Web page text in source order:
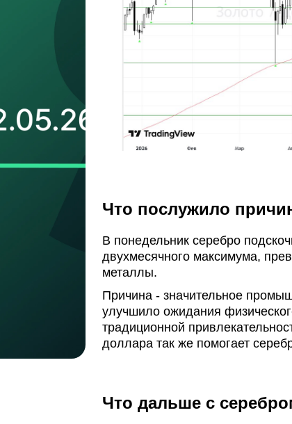
Что послужило
В понедельник серебро
двухмесячного максимума,
металлы.
Причина - значительное
улучшило ожидания
традиционной
доллара так же помогает
Что дальше с